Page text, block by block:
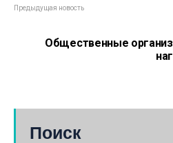
Предыдущая новость
Общественные
Поиск